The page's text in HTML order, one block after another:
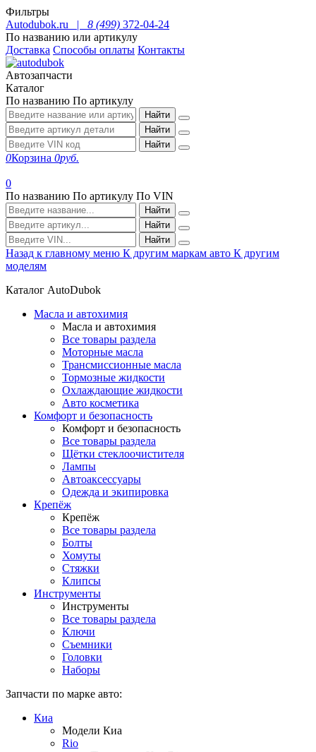
Фильтры
Autodubok.ru |
8 (499) 372-04-24
По названию или артикулу
Доставка Способы оплаты Контакты
Автозапчасти
Каталог
По названию По артикулу
Найти
Найти
Найти
0Корзина 0руб.
0
По названию По артикулу По VIN
Найти
Найти
Найти
Назад к главному меню К другим маркам авто К другим
моделям
Каталог AutoDubok
Масла и автохимия
Масла и автохимия
Все товары раздела
Моторные масла
Трансмиссионные масла
Тормозные жидкости
Охлаждающие жидкости
Авто косметика
Комфорт и безопасность
Комфорт и безопасность
Все товары раздела
Щётки стеклоочистителя
Лампы
Автоаксессуары
Одежда и экипировка
Крепёж
Крепёж
Все товары раздела
Болты
Хомуты
Стяжки
Клипсы
Инструменты
Инструменты
Все товары раздела
Ключи
Съемники
Головки
Наборы
Запчасти по марке авто:
Киа
Модели Киа
Rio